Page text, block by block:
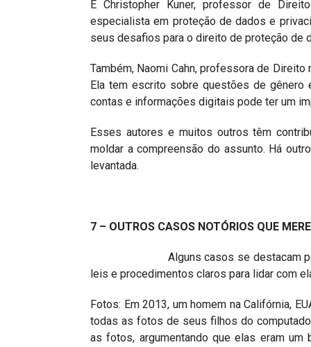
E Christopher Kuner, professor de
especialista em proteção de dados e
seus desafios para o direito de proteção de
Também, Naomi Cahn, professora de
Ela tem escrito sobre questões de gênero
contas e informações digitais pode ter um
Esses autores e muitos outros têm
moldar a compreensão do assunto. Há
levantada.
7 – OUTROS CASOS NOTÓRIOS QUE
Alguns casos se destacam pela
leis e procedimentos claros para lidar com
Fotos: Em 2013, um homem na Califórnia,
todas as fotos de seus filhos do
as fotos, argumentando que elas eram um